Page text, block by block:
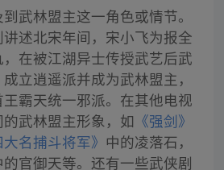
武林盟主这一角色或情节。
述北宋年间，宋小飞为报全
在被江湖异士传授武艺后武
立逍遥派并成为武林盟主，
霸天统一邪派。在其他电视
武林盟主形象，如 《强剑》
大名捕斗将军》 中的凌落石，
的官御天等。还有一些武侠剧